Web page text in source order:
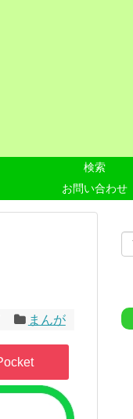
検索
お問い合わせ
まんが